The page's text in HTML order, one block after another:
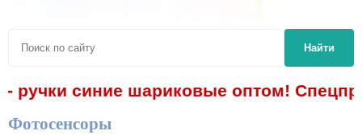
Найти
ручки синие шариковые оптом!
Фотосенсоры